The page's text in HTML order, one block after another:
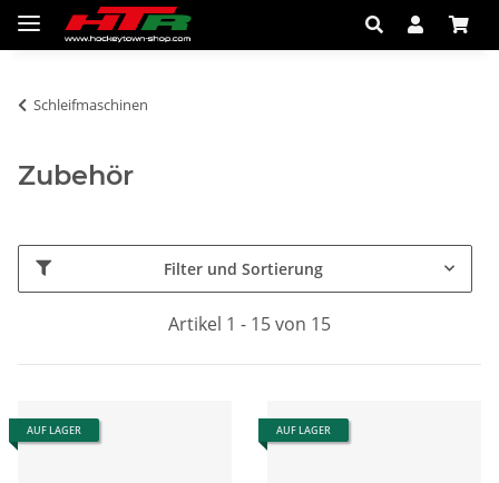
Schleifmaschinen
Zubehör
Filter und Sortierung
Artikel 1 - 15 von 15
AUF LAGER AUF LAGER